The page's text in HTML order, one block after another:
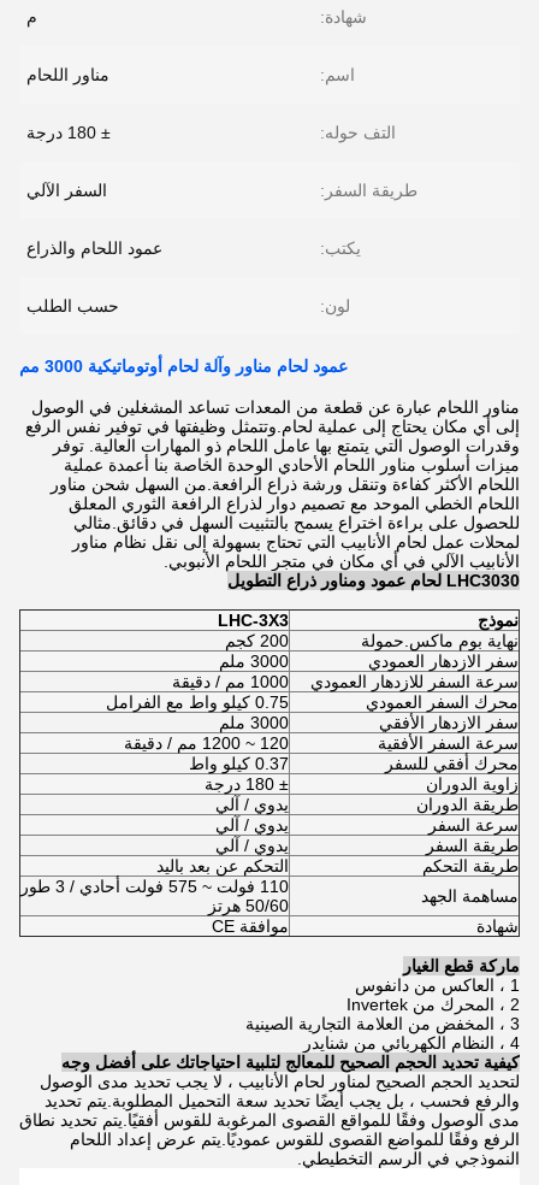
شهادة: م
اسم: مناور اللحام
التف حوله: ± 180 درجة
طريقة السفر: السفر الآلي
يكتب: عمود اللحام والذراع
لون: حسب الطلب
عمود لحام مناور وآلة لحام أوتوماتيكية 3000 مم
مناور اللحام عبارة عن قطعة من المعدات تساعد المشغلين في الوصول
إلى أي مكان يحتاج إلى عملية لحام.وتتمثل وظيفتها في توفير نفس الرفع
وقدرات الوصول التي يتمتع بها عامل اللحام ذو المهارات العالية. توفر
ميزات أسلوب مناور اللحام الأحادي الوحدة الخاصة بنا أعمدة عملية
اللحام الأكثر كفاءة وتنقل ورشة ذراع الرافعة.من السهل شحن مناور
اللحام الخطي الموحد مع تصميم دوار لذراع الرافعة الثوري المعلق
للحصول على براءة اختراع يسمح بالتثبيت السهل في دقائق.مثالي
لمحلات عمل لحام الأنابيب التي تحتاج بسهولة إلى نقل نظام مناور
الأنابيب الآلي في أي مكان في متجر اللحام الأنبوبي.
LHC3030 لحام عمود ومناور ذراع التطويل
نموذج
LHC-3X3
نهاية بوم ماكس.حمولة
200 كجم
سفر الازدهار العمودي
3000 ملم
سرعة السفر للازدهار العمودي
1000 مم / دقيقة
محرك السفر العمودي
0.75 كيلو واط مع الفرامل
سفر الازدهار الأفقي
3000 ملم
سرعة السفر الأفقية
120 ~ 1200 مم / دقيقة
محرك أفقي للسفر
0.37 كيلو واط
زاوية الدوران
± 180 درجة
طريقة الدوران
يدوي / آلي
سرعة السفر
يدوي / آلي
طريقة السفر
يدوي / آلي
طريقة التحكم
التحكم عن بعد باليد
مساهمة الجهد
110 فولت ~ 575 فولت أحادي / 3 طور
50/60 هرتز
شهادة
موافقة CE
ماركة قطع الغيار
1 ، العاكس من دانفوس
2 ، المحرك من Invertek
3 ، المخفض من العلامة التجارية الصينية
4 ، النظام الكهربائي من شنايدر
كيفية تحديد الحجم الصحيح للمعالج لتلبية احتياجاتك على أفضل وجه
لتحديد الحجم الصحيح لمناور لحام الأنابيب ، لا يجب تحديد مدى الوصول
والرفع فحسب ، بل يجب أيضًا تحديد سعة التحميل المطلوبة.يتم تحديد
مدى الوصول وفقًا للمواقع القصوى المرغوبة للقوس أفقيًا.يتم تحديد نطاق
الرفع وفقًا للمواضع القصوى للقوس عموديًا.يتم عرض إعداد اللحام
النموذجي في الرسم التخطيطي.